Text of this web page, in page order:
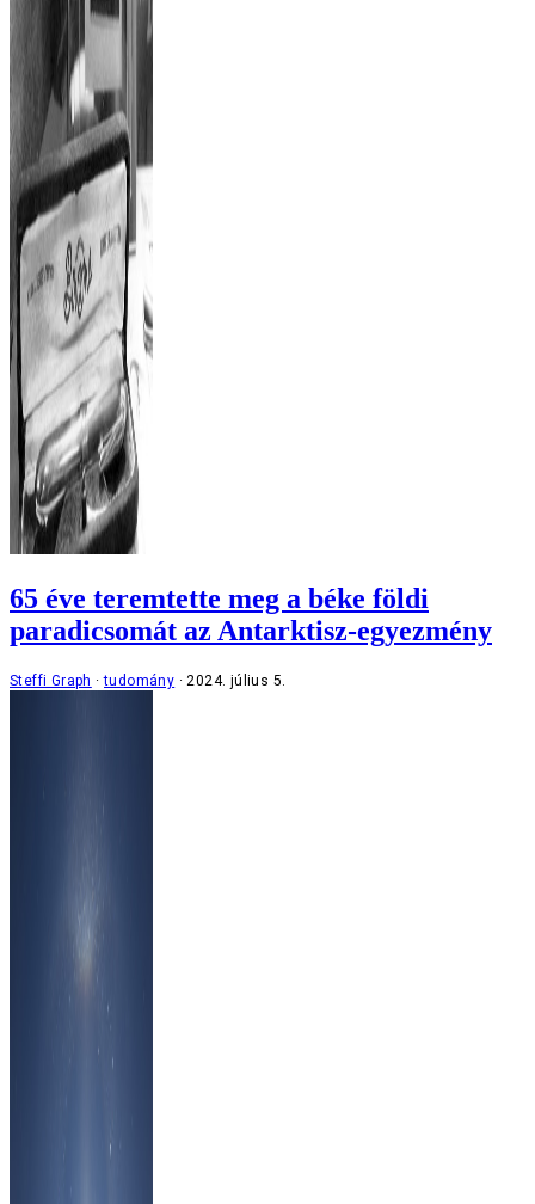
65 éve teremtette meg a béke földi
paradicsomát az Antarktisz-egyezmény
Steffi Graph tudomány 2024. július 5.